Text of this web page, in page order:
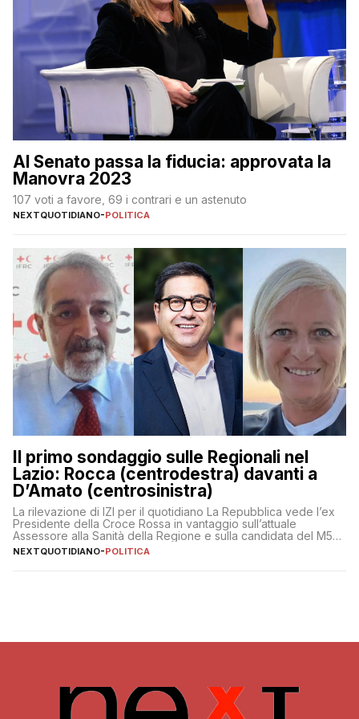
Al Senato passa la fiducia: approvata la
Manovra 2023
107 voti a favore, 69 i contrari e un astenuto
NEXTQUOTIDIANO-POLITICA
Il primo sondaggio sulle Regionali nel
Lazio: Rocca (centrodestra) davanti a
D’Amato (centrosinistra)
La rilevazione di IZI per il quotidiano La Repubblica vede l’ex
Presidente della Croce Rossa in vantaggio sull’attuale
Assessore alla Sanità della Regione e sulla candidata del M5S
Donatella Bianchi
NEXTQUOTIDIANO-POLITICA